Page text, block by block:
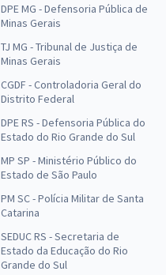
DPE MG - Defensoria Pública de
Minas Gerais
TJ MG - Tribunal de Justiça de
Minas Gerais
CGDF - Controladoria Geral do
Distrito Federal
DPE RS - Defensoria Pública do
Estado do Rio Grande do Sul
MP SP - Ministério Público do
Estado de São Paulo
PM SC - Polícia Militar de Santa
Catarina
SEDUC RS - Secretaria de
Estado da Educação do Rio
Grande do Sul